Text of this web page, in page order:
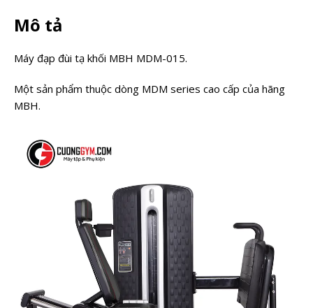
Mô tả
Máy đạp đùi tạ khối MBH MDM-015.
Một sản phẩm thuộc dòng MDM series cao cấp của hãng
MBH.